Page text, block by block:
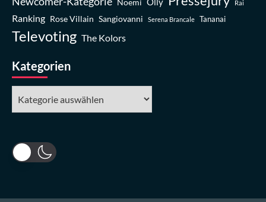
Rai
Ranking Rose Villain Sangiovanni Serena Brancale Tananai
Televoting The Kolors
Kategorien